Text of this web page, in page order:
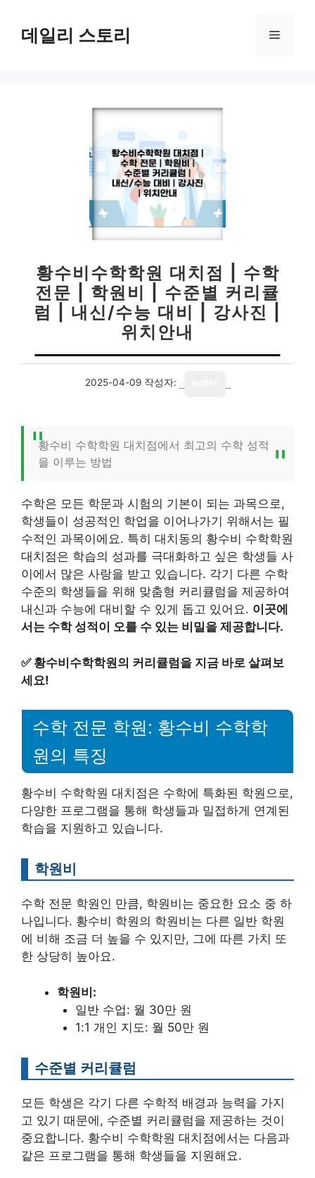
데일리 스토리 메
황수비수학학원 대치점 | 수학
전문 | 학원비 | 수준별 커리큘
럼 | 내신/수능 대비 | 강사진 |
위치안내
2025-04-09 작성자:
황수비 수학학원 대치점에서 최고의 수학 성적
을 이루는 방법
수학은 모든 학문과 시험의 기본이 되는 과목으로,
학생들이 성공적인 학업을 이어나가기 위해서는 필
수적인 과목이에요. 특히 대치동의 황수비 수학학원
대치점은 학습의 성과를 극대화하고 싶은 학생들 사
이에서 많은 사랑을 받고 있습니다. 각기 다른 수학
수준의 학생들을 위해 맞춤형 커리큘럼을 제공하여
내신과 수능에 대비할 수 있게 돕고 있어요. 이곳에
서는 수학 성적이 오를 수 있는 비밀을 제공합니다.
✅ 황수비수학학원의 커리큘럼을 지금 바로 살펴보
세요!
수학 전문 학원: 황수비 수학학
원의 특징
황수비 수학학원 대치점은 수학에 특화된 학원으로,
다양한 프로그램을 통해 학생들과 밀접하게 연계된
학습을 지원하고 있습니다.
학원비
수학 전문 학원인 만큼, 학원비는 중요한 요소 중 하
나입니다. 황수비 학원의 학원비는 다른 일반 학원
에 비해 조금 더 높을 수 있지만, 그에 따른 가치 또
한 상당히 높아요.
학원비:
일반 수업: 월 30만 원
1:1 개인 지도: 월 50만 원
수준별 커리큘럼
모든 학생은 각기 다른 수학적 배경과 능력을 가지
고 있기 때문에, 수준별 커리큘럼을 제공하는 것이
중요합니다. 황수비 수학학원 대치점에서는 다음과
같은 프로그램을 통해 학생들을 지원해요.